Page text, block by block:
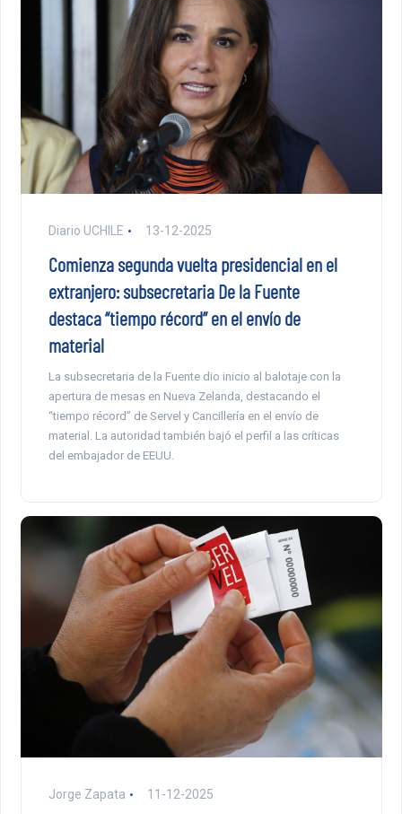
Diario UCHILE 13-12-2025
Comienza segunda vuelta presidencial en el
extranjero: subsecretaria De la Fuente
destaca “tiempo récord” en el envío de
material
La subsecretaria de la Fuente dio inicio al balotaje con la
apertura de mesas en Nueva Zelanda, destacando el
“tiempo récord” de Servel y Cancillería en el envío de
material. La autoridad también bajó el perfil a las críticas
del embajador de EEUU.
Jorge Zapata 11-12-2025